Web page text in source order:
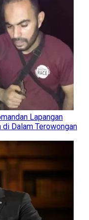
Lapangan
di Dalam Terowongan